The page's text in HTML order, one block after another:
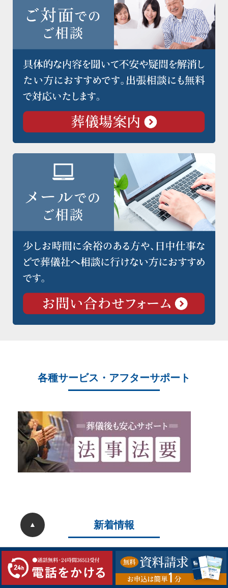
各種サービス・アフターサポート
新着情報
2026/05/22 ことぶき中央斎場 20周年大感謝祭を開催しまし
た
▲